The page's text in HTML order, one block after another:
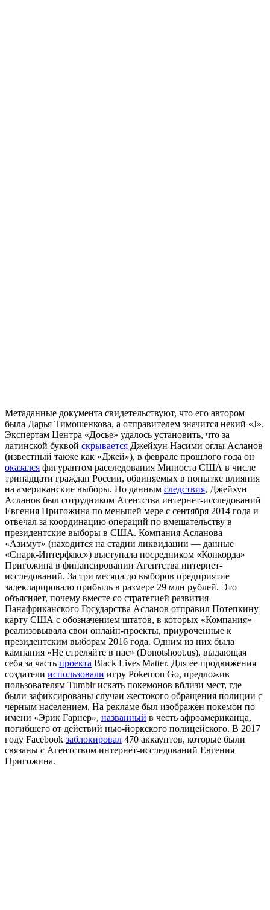
Метаданные документа свидетельствуют, что его автором
была Дарья Тимошенкова, а отправителем значится некий «J».
Экспертам Центра «Досье» удалось установить, что за
латинской буквой скрывается Джейхун Насими оглы Асланов
(известный также как «Джей»), в феврале прошлого года он
оказался фигурантом расследования Минюста США в числе
тринадцати граждан России, обвиняемых в попытке влияния
на американские выборы. По данным следствия, Джейхун
Асланов был сотрудником Агентства интернет-исследований
Евгения Пригожина по меньшей мере с сентября 2014 года и
отвечал за координацию операций по вмешательству в
президентские выборы в США. Компания Асланова
«Азимут» (находится на стадии ликвидации — данные
«Спарк-Интерфакс») выступала посредником «Конкорда»
Пригожина в финансировании Агентства интернет-
исследований. За три месяца до выборов предприятие
задекларировало прибыль в размере 29 млн рублей. Это
объясняет, почему вместе со стратегией развития
Панафриканского Государства Асланов отправил Потепкину
карту США с обозначением штатов, в которых «Компания»
реализовывала свои онлайн-проекты, приуроченные к
президентским выборам 2016 года. Одним из них была
кампания «Не стреляйте в нас» (Donotshoot.us), выдающая
себя за часть проекта Black Lives Matter. Для ее продвижения
создатели использовали игру Pokemon Go, предложив
пользователям Tumblr искать покемонов вблизи мест, где
были зафиксированы случаи жестокого обращения полиции с
черным населением. На рекламе был изображен покемон по
имени «Эрик Гарнер», названный в честь афроамериканца,
погибшего от действий нью-йоркского полицейского. В 2017
году Facebook заблокировал 470 аккаунтов, которые были
связаны с Агентством интернет-исследований Евгения
Пригожина.